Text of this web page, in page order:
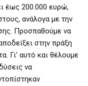
έως 200.000 ευρώ,
ανάλογα με την
Προσπαθούμε να
στην πράξη
Γι’ αυτό και θέλουμε
να